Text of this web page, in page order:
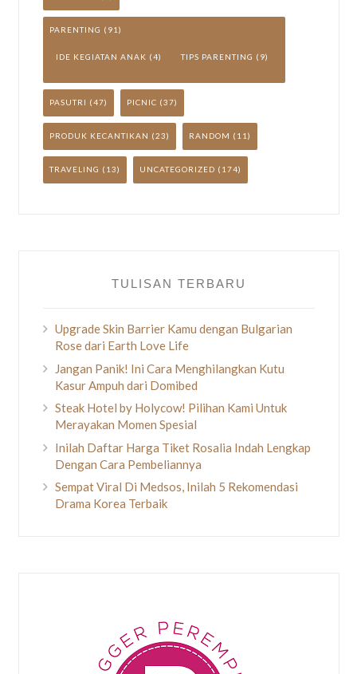
PARENTING (91)
IDE KEGIATAN ANAK (4) TIPS PARENTING (9)
PASUTRI (47) PICNIC (37)
PRODUK KECANTIKAN (23) RANDOM (11)
TRAVELING (13) UNCATEGORIZED (174)
TULISAN TERBARU
Upgrade Skin Barrier Kamu dengan Bulgarian
Rose dari Earth Love Life
Jangan Panik! Ini Cara Menghilangkan Kutu
Kasur Ampuh dari Domibed
Steak Hotel by Holycow! Pilihan Kami Untuk
Merayakan Momen Spesial
Inilah Daftar Harga Tiket Rosalia Indah Lengkap
Dengan Cara Pembeliannya
Sempat Viral Di Medsos, Inilah 5 Rekomendasi
Drama Korea Terbaik